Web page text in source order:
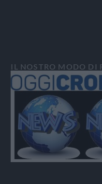
IL NOSTRO MODO DI